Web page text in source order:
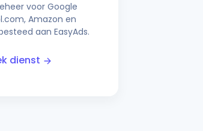
voor Google
Amazon en
aan EasyAds.
dienst